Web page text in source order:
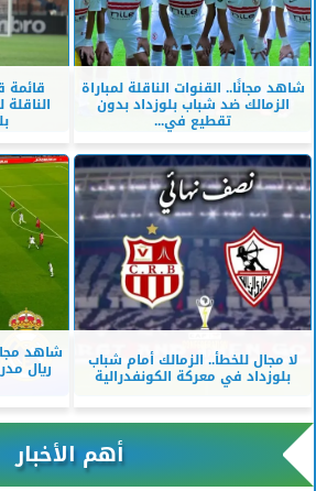
شاهد مجانًا.. القنوات الناقلة لمباراة
الزمالك ضد شباب بلوزداد بدون
تقطيع في...
قائمة
لا مجال للخطأ.. الزمالك أمام شباب
بلوزداد في معركة الكونفدرالية
شاهد
ريال
أهم الأخبار